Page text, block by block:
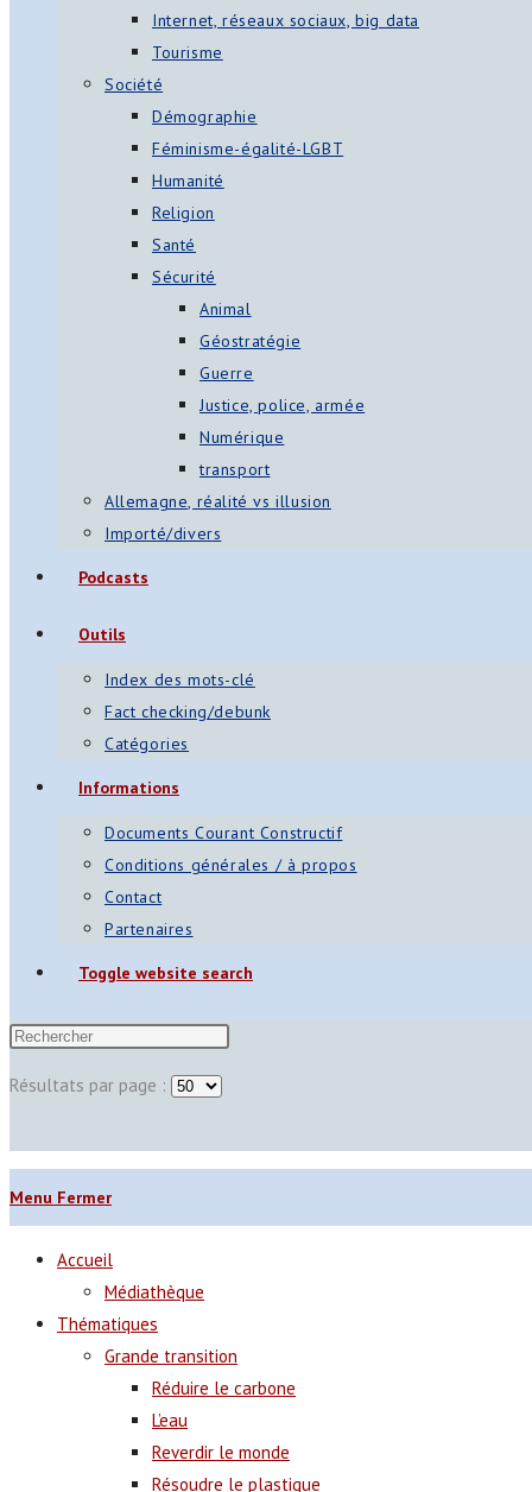
Internet, réseaux sociaux, big data
Tourisme
Société
Démographie
Féminisme-égalité-LGBT
Humanité
Religion
Santé
Sécurité
Animal
Géostratégie
Guerre
Justice, police, armée
Numérique
transport
Allemagne, réalité vs illusion
Importé/divers
Podcasts
Outils
Index des mots-clé
Fact checking/debunk
Catégories
Informations
Documents Courant Constructif
Conditions générales / à propos
Contact
Partenaires
Toggle website search
Résultats par page :
Menu Fermer
Accueil
Médiathèque
Thématiques
Grande transition
Réduire le carbone
L’eau
Reverdir le monde
Résoudre le plastique